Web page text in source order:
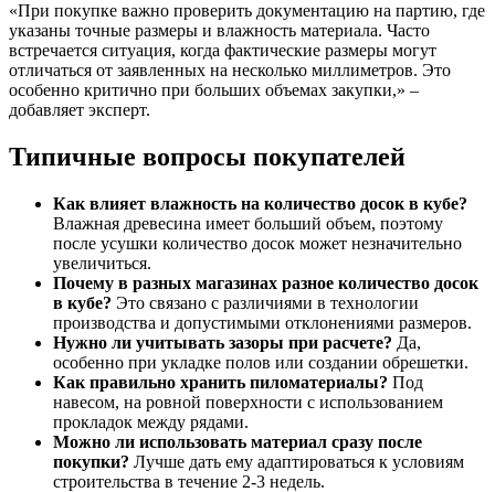
«При покупке важно проверить документацию на партию, где
указаны точные размеры и влажность материала. Часто
встречается ситуация, когда фактические размеры могут
отличаться от заявленных на несколько миллиметров. Это
особенно критично при больших объемах закупки,» –
добавляет эксперт.
Типичные вопросы покупателей
Как влияет влажность на количество досок в кубе?
Влажная древесина имеет больший объем, поэтому
после усушки количество досок может незначительно
увеличиться.
Почему в разных магазинах разное количество досок
в кубе? Это связано с различиями в технологии
производства и допустимыми отклонениями размеров.
Нужно ли учитывать зазоры при расчете? Да,
особенно при укладке полов или создании обрешетки.
Как правильно хранить пиломатериалы? Под
навесом, на ровной поверхности с использованием
прокладок между рядами.
Можно ли использовать материал сразу после
покупки? Лучше дать ему адаптироваться к условиям
строительства в течение 2-3 недель.